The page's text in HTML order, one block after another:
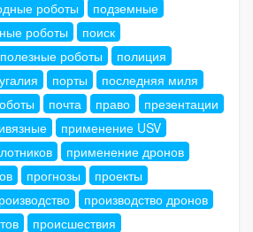
роботы
подземные
роботы
поиск
полезные роботы
полиция
порты
последняя миля
почта право
презентации
применение USV
применение дронов
прогнозы
проекты
производство дронов
происшествия